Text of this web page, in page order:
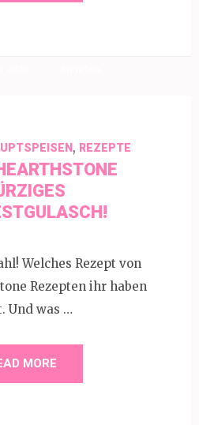
, REZEPTE
Welches Rezept von
Rezepten ihr haben
Und was …
MORE